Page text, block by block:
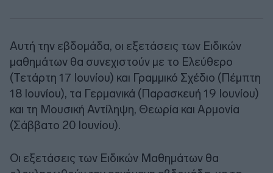
Αυτή την εβδομάδα, οι εξετάσεις των Ειδικών
μαθημάτων θα συνεχιστούν με το Ελεύθερο
(Τετάρτη 17 Ιουνίου) και Γραμμικό Σχέδιο (Πέμπτη
18 Ιουνίου), τα Γερμανικά (Παρασκευή 19 Ιουνίου)
και τη Μουσική Αντίληψη, Θεωρία και Αρμονία
(Σάββατο 20 Ιουνίου).
Οι εξετάσεις των Ειδικών Μαθημάτων θα